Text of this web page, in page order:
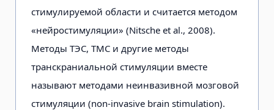
стимулируемой области и считается методом
«нейростимуляции» (Nitsche et al., 2008).
Методы ТЭС, ТМС и другие методы
транскраниальной стимуляции вместе
называют методами неинвазивной мозговой
стимуляции (non-invasive brain stimulation).